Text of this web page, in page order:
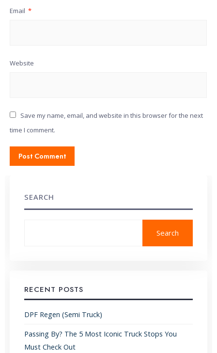
Email *
Website
Save my name, email, and website in this browser for the next
time I comment.
SEARCH
Search
RECENT POSTS
DPF Regen (Semi Truck)
Passing By? The 5 Most Iconic Truck Stops You
Must Check Out